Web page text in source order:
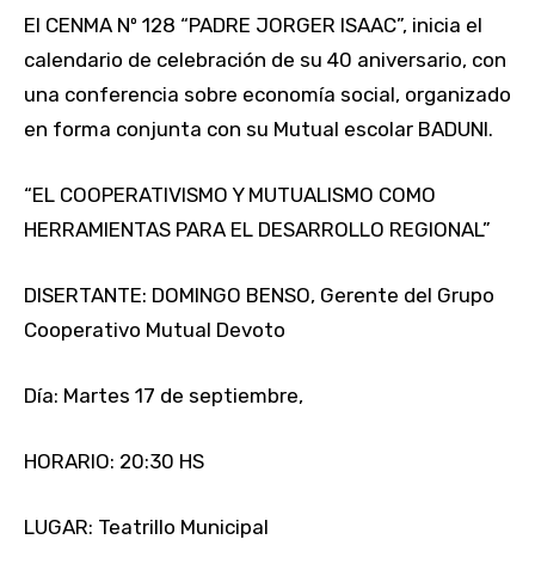
El CENMA Nº 128 “PADRE JORGER ISAAC”, inicia el
calendario de celebración de su 40 aniversario, con
una conferencia sobre economía social, organizado
en forma conjunta con su Mutual escolar BADUNI.
“EL COOPERATIVISMO Y MUTUALISMO COMO
HERRAMIENTAS PARA EL DESARROLLO REGIONAL”
DISERTANTE: DOMINGO BENSO, Gerente del Grupo
Cooperativo Mutual Devoto
Día: Martes 17 de septiembre,
HORARIO: 20:30 HS
LUGAR: Teatrillo Municipal